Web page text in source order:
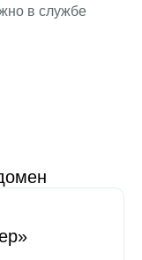
в службе